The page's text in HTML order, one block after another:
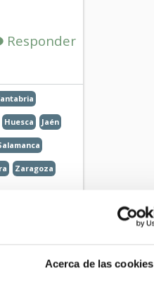
Acerca de las cookies
Responder
Huesca Jaén
Zaragoza